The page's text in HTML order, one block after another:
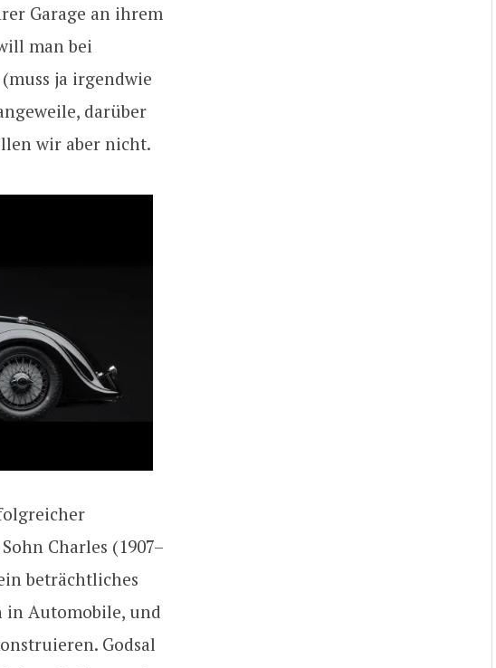
Garage an ihrem
man bei
ja irgendwie
darüber
wir aber nicht.
Charles (1907–
beträchtliches
in Automobile, und
Godsal